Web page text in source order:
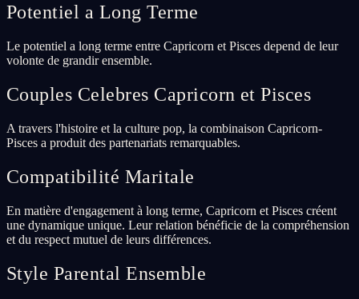
Potentiel a Long Terme
Le potentiel a long terme entre Capricorn et Pisces depend de leur
volonte de grandir ensemble.
Couples Celebres Capricorn et Pisces
A travers l'histoire et la culture pop, la combinaison Capricorn-
Pisces a produit des partenariats remarquables.
Compatibilité Maritale
En matière d'engagement à long terme, Capricorn et Pisces créent
une dynamique unique. Leur relation bénéficie de la compréhension
et du respect mutuel de leurs différences.
Style Parental Ensemble